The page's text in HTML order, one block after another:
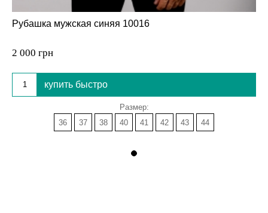
Рубашка мужская синяя 10016
2 000 грн
купить быстро
Размер:
36
37 38 40 41 42 43 44